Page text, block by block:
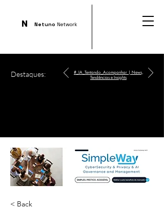
N Netuno Network
Destaques:
#_IA_Tentando_Acompanhar | News,
Tendências e Insights
< Back